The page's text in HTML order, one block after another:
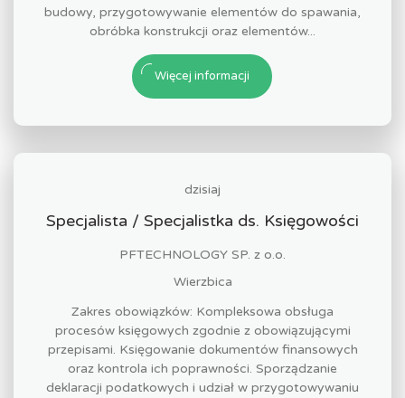
budowy, przygotowywanie elementów do spawania,
obróbka konstrukcji oraz elementów...
Więcej informacji
dzisiaj
Specjalista / Specjalistka ds. Księgowości
PFTECHNOLOGY SP. z o.o.
Wierzbica
Zakres obowiązków: Kompleksowa obsługa
procesów księgowych zgodnie z obowiązującymi
przepisami. Księgowanie dokumentów finansowych
oraz kontrola ich poprawności. Sporządzanie
deklaracji podatkowych i udział w przygotowywaniu